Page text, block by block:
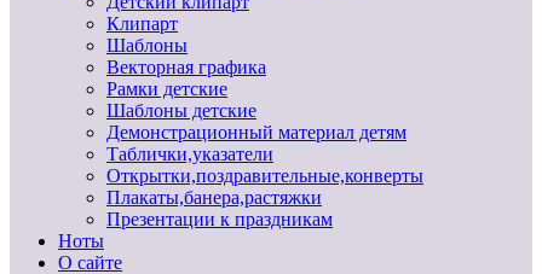
Клипарт
Шаблоны
Векторная графика
Рамки детские
Шаблоны детские
Демонстрационный материал детям
Таблички,указатели
Открытки,поздравительные,конверты
Плакаты,банера,растяжки
Презентации к праздникам
Ноты
О сайте